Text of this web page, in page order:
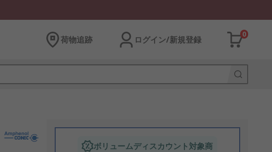
荷物追跡 ログイン/新規登録
0
ボリュームディスカウント対象商